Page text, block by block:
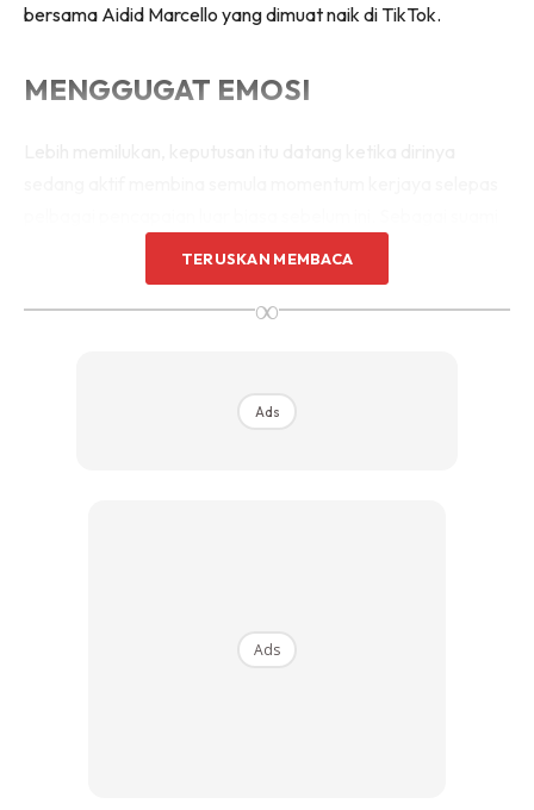
bersama Aidid Marcello yang dimuat naik di TikTok.
MENGGUGAT EMOSI
dan bapa kepada tiga orang cahaya mata, kejadian ini
benar-benar menggugat kestabilan emosinya.
“Saya tak pernah tidak bekerja, kalau cuti pun sebab pergi
TERUSKAN MEMBACA
∞
Ads
Ads